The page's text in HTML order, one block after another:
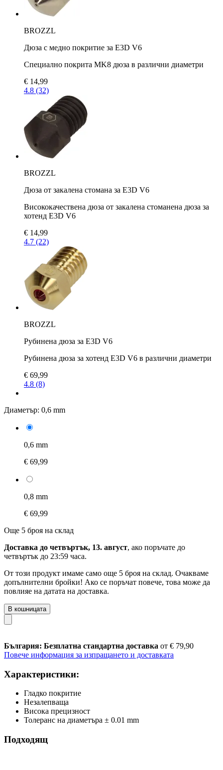
BROZZL
Дюза с медно покритие за E3D V6
Специално покрита MK8 дюза в различни диаметри
€ 14,99
4.8 (32)
BROZZL
Дюза от закалена стомана за E3D V6
Висококачествена дюза от закалена стоманена дюза за
хотенд E3D V6
€ 14,99
4.7 (22)
BROZZL
Рубинена дюза за E3D V6
Рубинена дюза за хотенд E3D V6 в различни диаметри
€ 69,99
4.8 (8)
Диаметър: 0,6 mm
0,6 mm
€ 69,99
0,8 mm
€ 69,99
Още 5 броя на склад
Доставка до четвъртък, 13. август, ако поръчате до
четвъртък до 23:59 часа.
От този продукт имаме само още 5 броя на склад. Очакваме
допълнителни бройки! Ако се поръчат повече, това може да
повлияе на датата на доставка.
В кошницата
България: Безплатна стандартна доставка от € 79,90
Повече информация за изпращането и доставката
Характеристики:
Гладко покритие
Незалепваща
Висока прецизност
Толеранс на диаметъра ± 0.01 mm
Подходящ